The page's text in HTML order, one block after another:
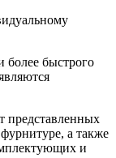
более быстрого
представленных
а также
и